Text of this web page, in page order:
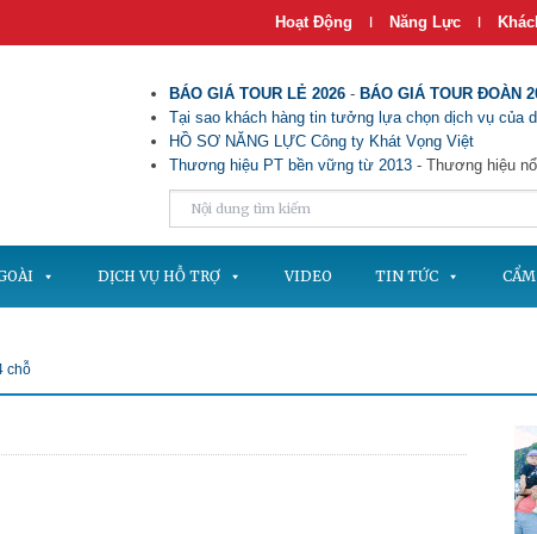
Hoạt Động | Năng Lực |
BÁO GIÁ TOUR LẺ 2026 - BÁO GIÁ TOUR ĐOÀN
Tại sao khách hàng tin tưởng lựa chọn dịch vụ của
HỒ SƠ NĂNG LỰC Công ty Khát Vọng Việt
Thương hiệu PT bền vững từ 2013 - Thương hiệu
DỊCH VỤ HỖ TRỢ VIDEO TIN TỨC
chỗ